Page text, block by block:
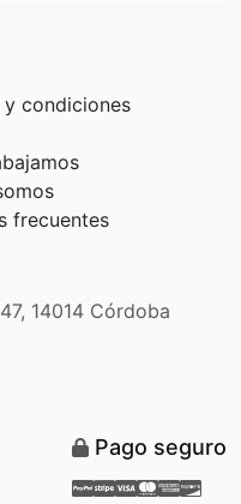
y condiciones
frecuentes
14014 Córdoba
Pago seguro
Paypal
Stripe
Visa